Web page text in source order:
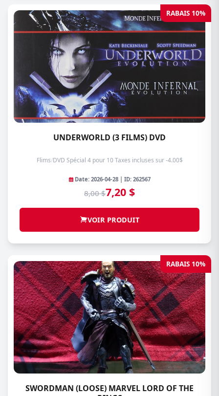
RABAIS 10%
UNDERWORLD (3 FILMS) DVD
Flims/DVD Spécial 4 pour 10 Taxes incluses sur -4.00$
Date: 2026-04-28 | ID: 262567
8,00 $7,20 $
VOIR PRODUIT
RABAIS 10%
SWORDMAN (LOOSE) MARVEL LORD OF THE